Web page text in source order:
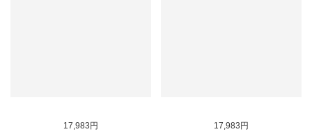
17,983円 17,983円